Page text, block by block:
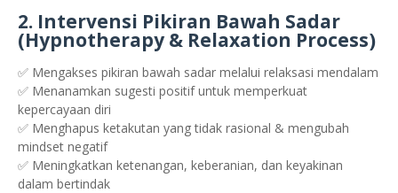
2. Intervensi Pikiran Bawah Sadar
(Hypnotherapy & Relaxation Process)
✅ Mengakses pikiran bawah sadar melalui relaksasi mendalam
✅ Menanamkan sugesti positif untuk memperkuat
kepercayaan diri
✅ Menghapus ketakutan yang tidak rasional & mengubah
mindset negatif
✅ Meningkatkan ketenangan, keberanian, dan keyakinan
dalam bertindak